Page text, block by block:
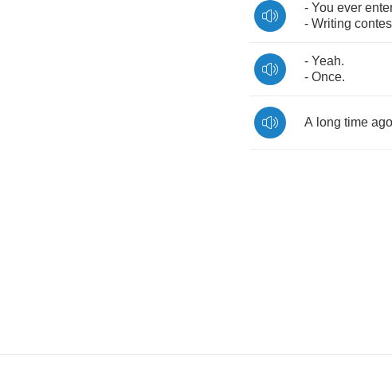
- You ever
- Writing
- Yeah.
- Once.
A long time ago